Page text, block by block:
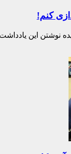
کنم!
نوشتن این یادداشت